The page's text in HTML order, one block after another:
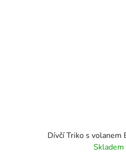
Dívčí Triko s volanem
Skladem